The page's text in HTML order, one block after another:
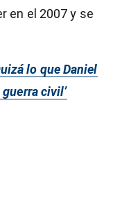
en el 2007 y se
lo que Daniel
civil’